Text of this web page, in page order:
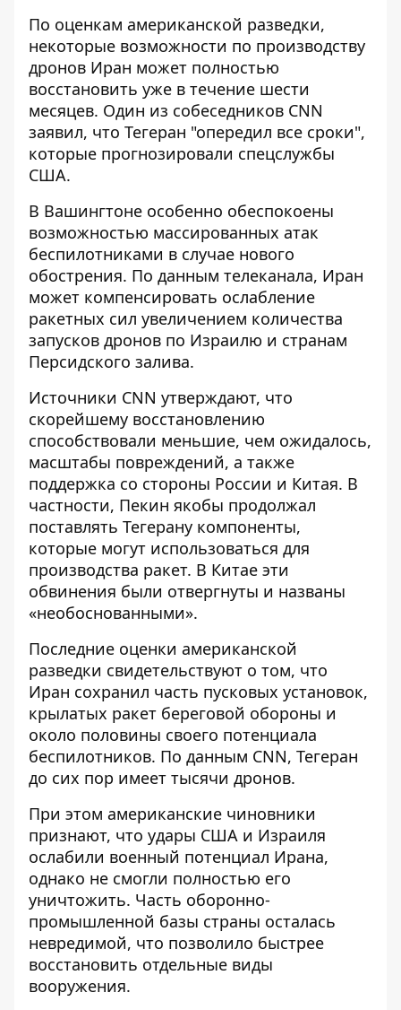
По оценкам американской разведки,
некоторые возможности по производству
дронов Иран может полностью
восстановить уже в течение шести
месяцев. Один из собеседников CNN
заявил, что Тегеран "опередил все сроки",
которые прогнозировали спецслужбы
США.
В Вашингтоне особенно обеспокоены
возможностью массированных атак
беспилотниками в случае нового
обострения. По данным телеканала, Иран
может компенсировать ослабление
ракетных сил увеличением количества
запусков дронов по Израилю и странам
Персидского залива.
Источники CNN утверждают, что
скорейшему восстановлению
способствовали меньшие, чем ожидалось,
масштабы повреждений, а также
поддержка со стороны России и Китая. В
частности, Пекин якобы продолжал
поставлять Тегерану компоненты,
которые могут использоваться для
производства ракет. В Китае эти
обвинения были отвергнуты и названы
«необоснованными».
Последние оценки американской
разведки свидетельствуют о том, что
Иран сохранил часть пусковых установок,
крылатых ракет береговой обороны и
около половины своего потенциала
беспилотников. По данным CNN, Тегеран
до сих пор имеет тысячи дронов.
При этом американские чиновники
признают, что удары США и Израиля
ослабили военный потенциал Ирана,
однако не смогли полностью его
уничтожить. Часть оборонно-
промышленной базы страны осталась
невредимой, что позволило быстрее
восстановить отдельные виды
вооружения.